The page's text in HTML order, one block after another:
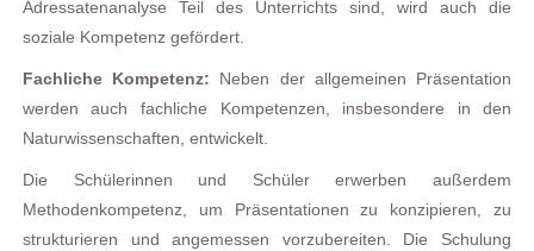
Adressatenanalyse Teil des Unterrichts sind, wird auch die
soziale Kompetenz gefördert.
Fachliche Kompetenz: Neben der allgemeinen Präsentation
werden auch fachliche Kompetenzen, insbesondere in den
Naturwissenschaften, entwickelt.
Die Schülerinnen und Schüler erwerben außerdem
Methodenkompetenz, um Präsentationen zu konzipieren, zu
strukturieren und angemessen vorzubereiten. Die Schulung